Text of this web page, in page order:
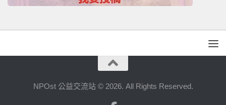
NPOst 公益交流站 © 2026. All Rights Reserved.